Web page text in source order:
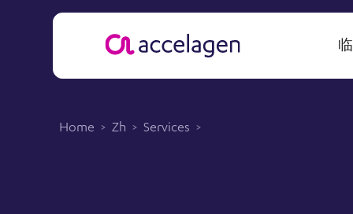
Home > Zh > Services >